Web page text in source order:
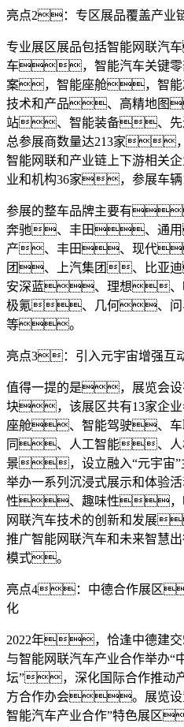
亮点2：专区展品覆盖产业
专业展区展品包括智能网联汽
车，智能汽车关键零
案，智能座舱，智
技术和产品、高精地
站、智能装备、先
总参展商数量达213家
智能网联和产业链上下游相关
业和机构36家，参展车辆
参展的整车品牌主要有
奔驰、丰田、通
产、丰田、现代
团、上汽集团、比亚
安深蓝、理想
极氪、几何、问
等。
亮点3：引入元宇宙增强互
值得一提的是，展览会设
块，该展区共有13家企
座舱、智能驾驶、
同、人工智能、人
景，设立融入“元宇宙”
举办一系列沉浸式展示和体
性、趣味性，吸
网联汽车技术的创新和发
推广智能网联汽车和未来智
模式。
亮点4：中德合作展区
化
2022年，恰逢中德建交
与智能网联汽车产业合作举办“
坛”，深化国际合作推动
方合作办会。展览设
智能汽车产业合作”特色展区